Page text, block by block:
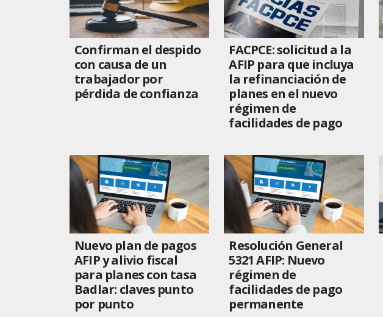
Confirman el despido
con causa de un
trabajador por
pérdida de confianza
FACPCE: solicitud a la
AFIP para que incluya
la refinanciación de
planes en el nuevo
régimen de
facilidades de pago
Nuevo plan de pagos
AFIP y alivio fiscal
para planes con tasa
Badlar: claves punto
por punto
Resolución General
5321 AFIP: Nuevo
régimen de
facilidades de pago
permanente